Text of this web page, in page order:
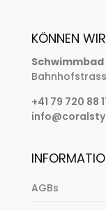
KÖNNEN
Schwimmbad
+41 79 720 88
AGBs